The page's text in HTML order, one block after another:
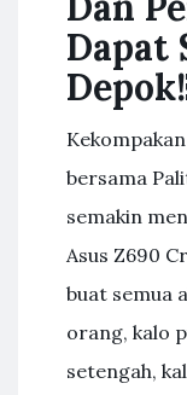
Dapat
bersama
semakin
Asus Z690
buat semua
orang, kalo
setengah,